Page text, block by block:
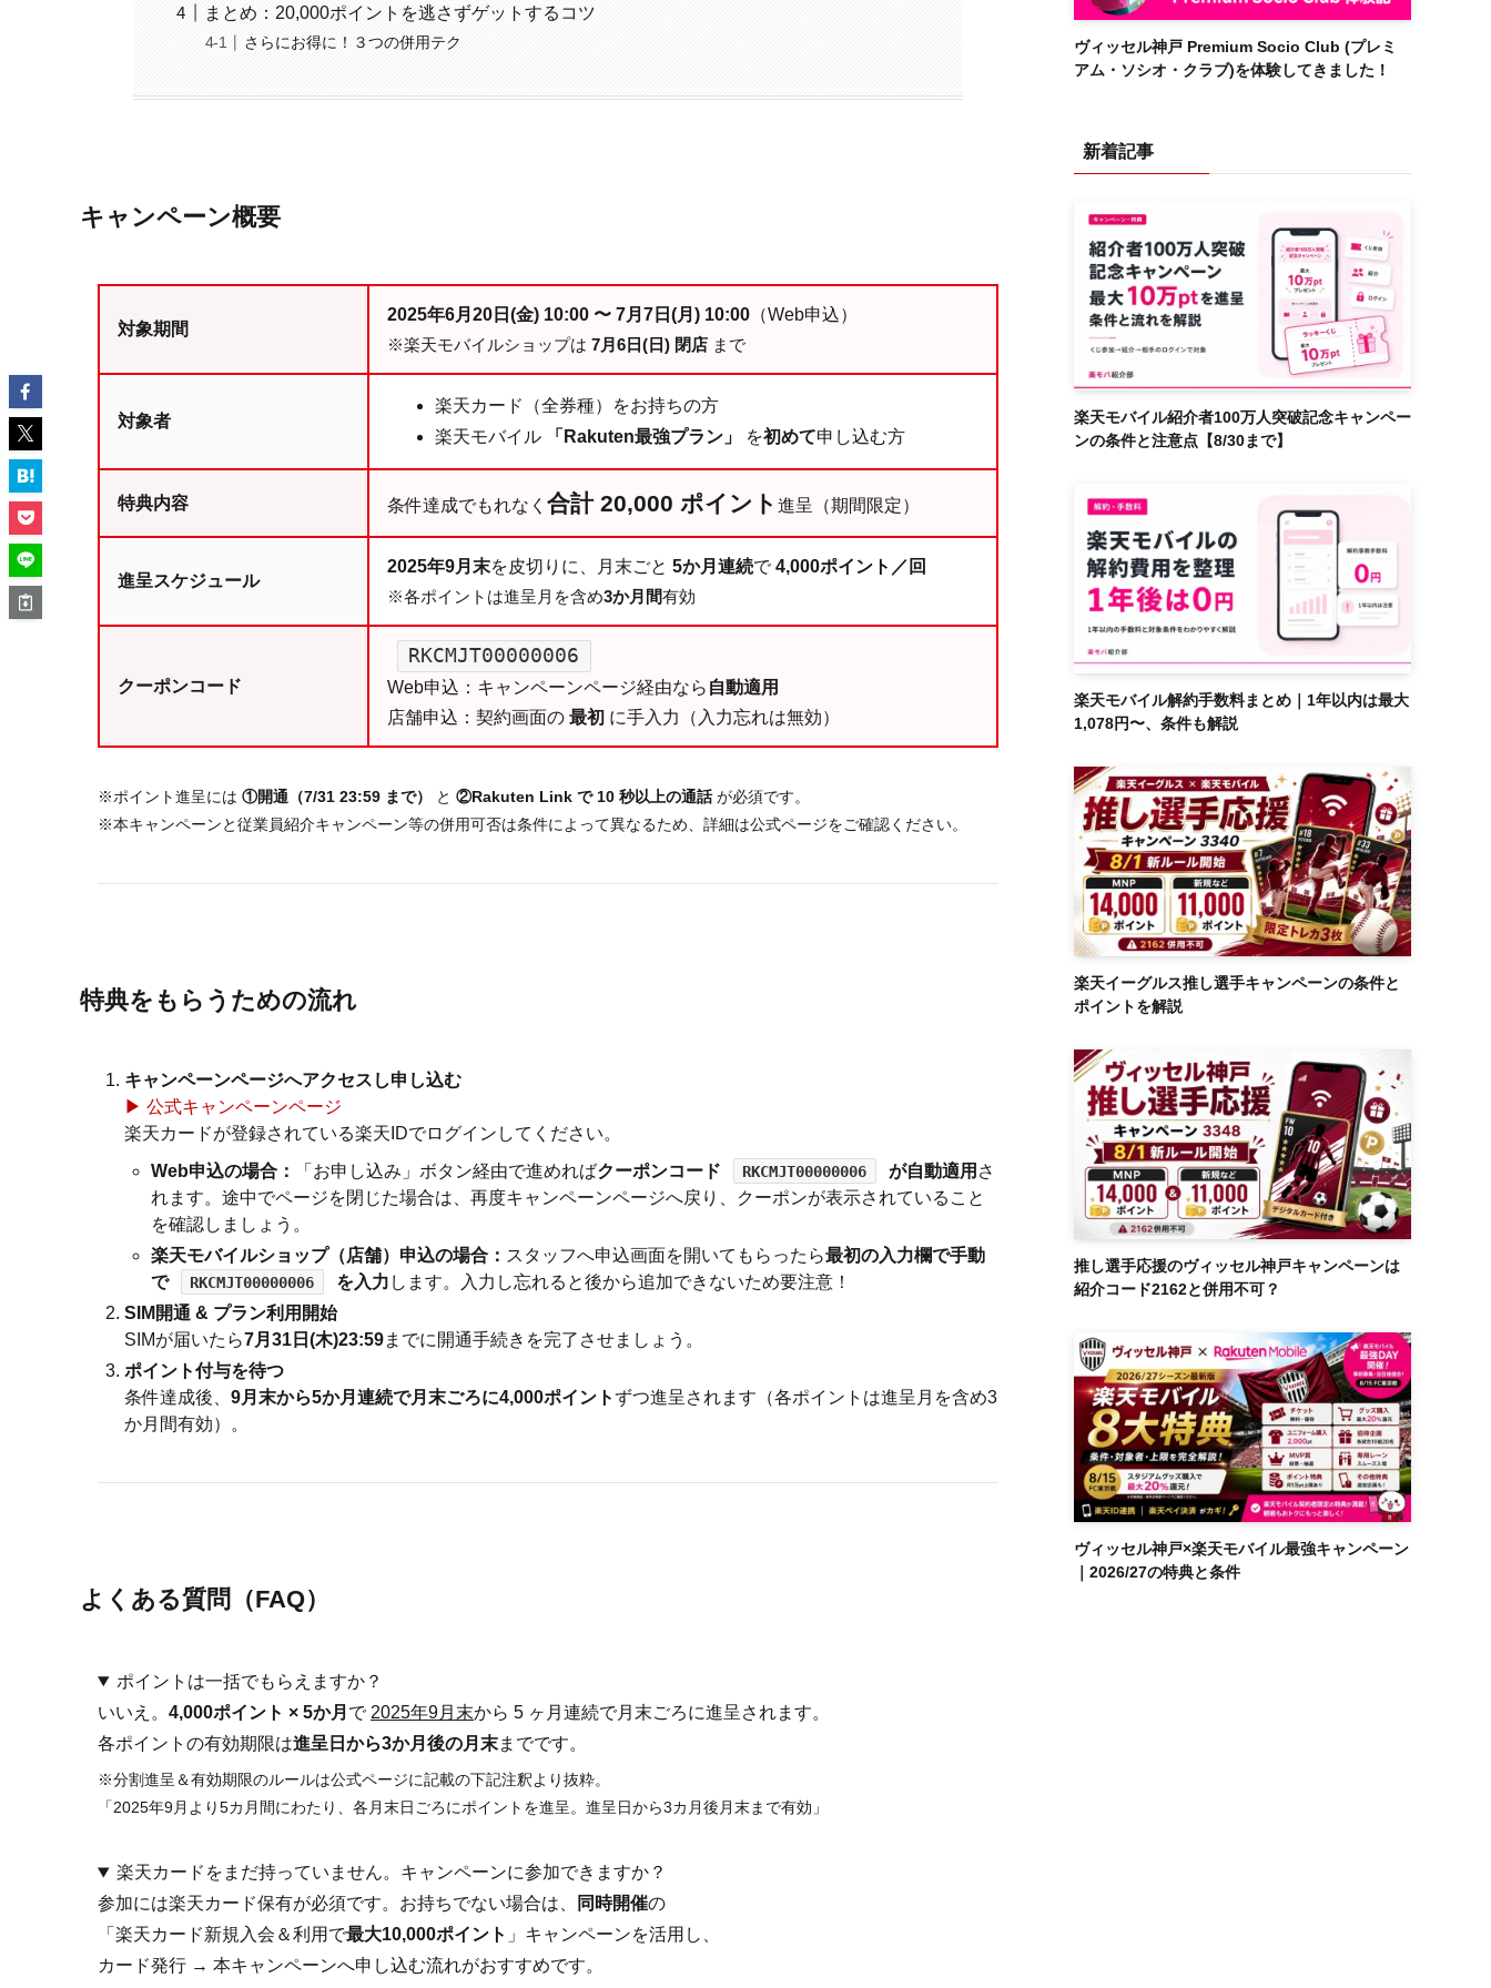
まとめ：20,000ポイントを逃さずゲットするコツ
さらにお得に！３つの併用テク
キャンペーン概要
対象期間
2025年6月20日(金) 10:00 〜 7月7日(月) 10:00 （Web申込）
※楽天モバイルショップは 7月6日(日) 閉店 まで
対象者
楽天カード（全券種）をお持ちの方
楽天モバイル
「Rakuten最強プラン」 を初めて申し込む方
特典内容 条件達成でもれなく 合計 20,000 ポイント 進呈（期間限定）
進呈スケジュール
2025年9月末を皮切りに、月末ごと 5か月連続で4,000ポイント／回
※各ポイントは進呈月を含め3か月間有効
クーポンコード
RKCMJT00000006
Web申込：キャンペーンページ経由なら 自動適用
店舗申込：契約画面の 最初 に手入力（入力忘れは無効）
※ポイント進呈には ①開通（7/31 23:59 まで） と ②Rakuten Link で 10 秒以上の通話が必須です。
※本キャンペーンと従業員紹介キャンペーン等の併用可否は条件によって異なるため、詳細は公式ページをご確認ください。
特典をもらうための流れ
キャンペーンページへアクセスし申し込む
▶︎ 公式キャンペーンページ
楽天カードが登録されている楽天IDでログインしてください。
Web申込の場合：
「お申し込み」ボタン経由で進めればクーポンコード RKCMJT00000006 が自動適用 さ
れます。途中でページを閉じた場合は、再度キャンペーンページへ戻り、クーポンが表示されていること
を確認しましょう。
楽天モバイルショップ（店舗）申込の場合： スタッフへ申込画面を開いてもらったら最初の入力欄で手動
で
RKCMJT00000006 を入力 します。入力し忘れると後から追加できないため要注意！
SIM開通 & プラン利用開始
SIMが届いたら7月31日(木)23:59までに開通手続きを完了させましょう。
ポイント付与を待つ
条件達成後、 9月末から5か月連続で月末ごろに4,000ポイントずつ進呈されます（各ポイントは進呈月を含め3
か月間有効）。
よくある質問（FAQ）
ポイントは一括でもらえますか？
いいえ。 4,000ポイント × 5か月 で 2025年9月末から 5 ヶ月連続で月末ごろに進呈されます。
各ポイントの有効期限は進呈日から3か月後の月末までです。
※分割進呈＆有効期限のルールは公式ページに記載の下記注釈より抜粋。
「2025年9月より5カ月間にわたり、各月末日ごろにポイントを進呈。進呈日から3カ月後月末まで有効」
楽天カードをまだ持っていません。キャンペーンに参加できますか？
参加には楽天カード保有が必須です。お持ちでない場合は、
同時開催の
「楽天カード新規入会＆利用で最大10,000ポイント 」キャンペーンを活用し、
カード発行 → 本キャンペーンへ申し込む流れがおすすめです。
ヴィッセル神戸 Premium Socio Club (プレミ
アム・ソシオ・クラブ)を体験してきました！
新着記事
楽天モバイル紹介者100万人突破記念キャンペー
ンの条件と注意点【8/30まで】
楽天モバイル解約手数料まとめ｜1年以内は最大
1,078円〜、条件も解説
楽天イーグルス推し選手キャンペーンの条件と
ポイントを解説
推し選手応援のヴィッセル神戸キャンペーンは
紹介コード2162と併用不可？
ヴィッセル神戸×楽天モバイル最強キャンペーン
｜2026/27の特典と条件